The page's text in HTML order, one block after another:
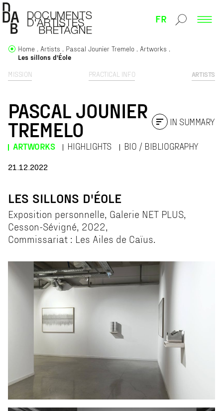
FR
MISSION PRACTICAL INFO ARTISTS
Home Artists Pascal Jounier Tremelo
Artworks
Les sillons d'Éole
PASCAL JOUNIER
TREMELO
ARTWORKS HIGHLIGHTS BIO / BIBLIOGRAPHY
IN SUMMARY
21.12.2022
LES SILLONS D'ÉOLE
Exposition personnelle, Galerie NET PLUS,
Cesson-Sévigné, 2022,
Commissariat : Les Ailes de Caïus.